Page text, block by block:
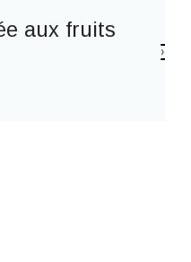
comme à la fête›